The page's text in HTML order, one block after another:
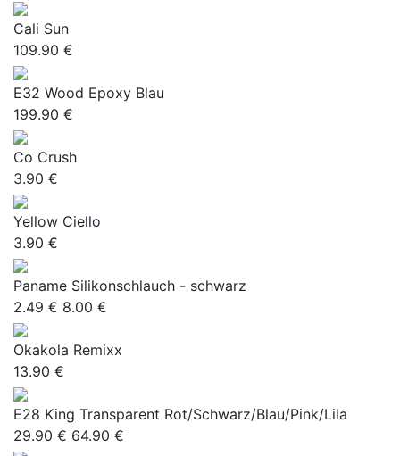
Cali Sun
109.90 €
E32 Wood Epoxy Blau
199.90 €
Co Crush
3.90 €
Yellow Ciello
3.90 €
Paname Silikonschlauch - schwarz
2.49 € 8.00 €
Okakola Remixx
13.90 €
E28 King Transparent Rot/Schwarz/Blau/Pink/Lila
29.90 € 64.90 €